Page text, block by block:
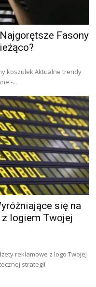
Fasony
koszulek Aktualne trendy
-...
się na
logiem Twojej
reklamowe z logo Twojej
strategii